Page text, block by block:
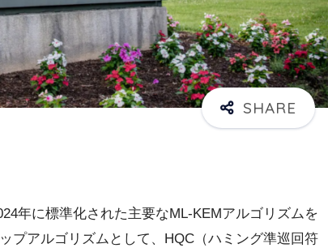
年に標準化された主要なML-KEMアルゴリズムを
プアルゴリズムとして、HQC（ハミング準巡回符